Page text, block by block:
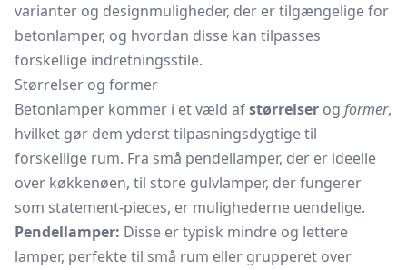
varianter og designmuligheder, der er tilgængelige for
betonlamper, og hvordan disse kan tilpasses
forskellige indretningsstile.
Størrelser og former
Betonlamper kommer i et væld afstørrelser og former,
hvilket gør dem yderst tilpasningsdygtige til
forskellige rum. Fra små pendellamper, der er ideelle
over køkkenøen, til store gulvlamper, der fungerer
som statement-pieces, er mulighederne uendelige.
Pendellamper: Disse er typisk mindre og lettere
lamper, perfekte til små rum eller grupperet over